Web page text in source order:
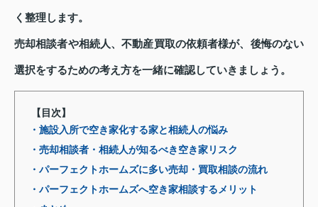
く整理します。
売却相談者や相続人、不動産買取の依頼者様が、後悔のない
選択をするための考え方を一緒に確認していきましょう。
【目次】
・施設入所で空き家化する家と相続人の悩み
・売却相談者・相続人が知るべき空き家リスク
・パーフェクトホームズに多い売却・買取相談の流れ
・パーフェクトホームズへ空き家相談するメリット